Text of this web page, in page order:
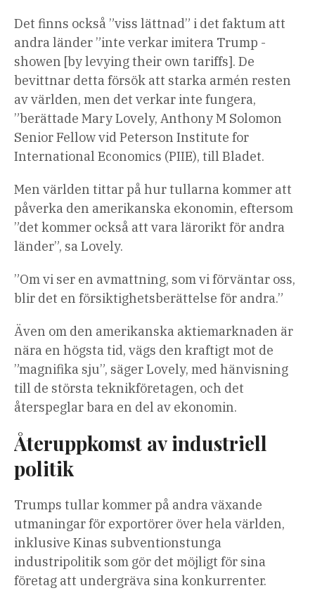
Det finns också ”viss lättnad” i det faktum att
andra länder ”inte verkar imitera Trump -
showen [by levying their own tariffs]. De
bevittnar detta försök att starka armén resten
av världen, men det verkar inte fungera,
”berättade Mary Lovely, Anthony M Solomon
Senior Fellow vid Peterson Institute for
International Economics (PIIE), till Bladet.
Men världen tittar på hur tullarna kommer att
påverka den amerikanska ekonomin, eftersom
”det kommer också att vara lärorikt för andra
länder”, sa Lovely.
”Om vi ser en avmattning, som vi förväntar oss,
blir det en försiktighetsberättelse för andra.”
Även om den amerikanska aktiemarknaden är
nära en högsta tid, vägs den kraftigt mot de
”magnifika sju”, säger Lovely, med hänvisning
till de största teknikföretagen, och det
återspeglar bara en del av ekonomin.
Återuppkomst av industriell
politik
Trumps tullar kommer på andra växande
utmaningar för exportörer över hela världen,
inklusive Kinas subventionstunga
industripolitik som gör det möjligt för sina
företag att undergräva sina konkurrenter.